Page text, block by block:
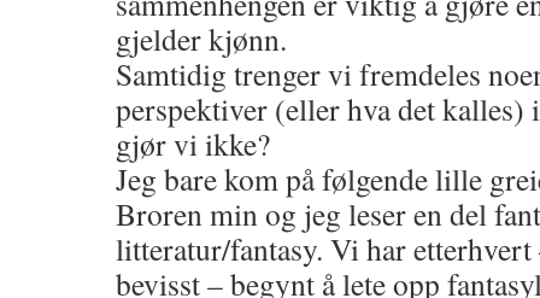
gjelder kjønn.
Samtidig trenger vi fremdeles
perspektiver (eller hva det
gjør vi ikke?
Jeg bare kom på følgende lille
Broren min og jeg leser en del
litteratur/fantasy. Vi har
bevisst – begynt å lete opp